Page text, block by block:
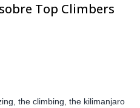
Top Climbers
the climbing, the kilimanjaro